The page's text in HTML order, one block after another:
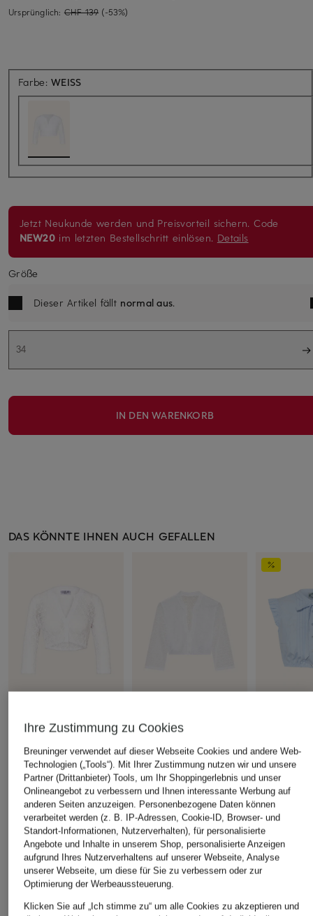
Ursprünglich: CHF 139 (-53%)
Farbe:WEISS
Jetzt Neukunde werden und Preisvorteil sichern. Code
NEW20 im letzten Bestellschritt einlösen. Details
Größe
Dieser Artikel fällt normal aus.
34
IN DEN WARENKORB
DAS KÖNNTE IHNEN AUCH GEFALLEN
WALDORFF
mit 3/4-Arm
CHF 109
WALDORFF
Spitze mit 3/4-Arm
CHF 119
mit
Rüschen
CHF 55
Ursprünglich:
ÄHNLICHE ARTIKEL ENTDECKEN
Ihre Zustimmung zu Cookies
Breuninger verwendet auf dieser Webseite Cookies und andere Web-
Technologien („Tools“). Mit Ihrer Zustimmung nutzen wir und unsere
Partner (Drittanbieter) Tools, um Ihr Shoppingerlebnis und unser
Onlineangebot zu verbessern und Ihnen interessante Werbung auf
anderen Seiten anzuzeigen. Personenbezogene Daten können
verarbeitet werden (z. B. IP-Adressen, Cookie-ID, Browser- und
Standort-Informationen, Nutzerverhalten), für personalisierte
Angebote und Inhalte in unserem Shop, personalisierte Anzeigen
aufgrund Ihres Nutzerverhaltens auf unserer Webseite, Analyse
unserer Webseite, um diese für Sie zu verbessern oder zur
Optimierung der Werbeaussteuerung.
Klicken Sie auf „Ich stimme zu“ um alle Cookies zu akzeptieren und